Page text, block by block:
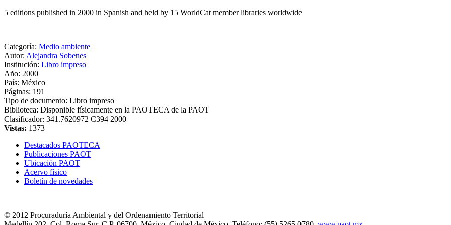
5 editions published in 2000 in Spanish and held by 15 WorldCat member libraries worldwide
Categoría: Medio ambiente
Autor: Alejandra Sobenes
Institución: Libro impreso
Año: 2000
País: México
Páginas: 191
Tipo de documento: Libro impreso
Biblioteca: Disponible físicamente en la PAOTECA de la PAOT
Clasificador: 341.7620972 C394 2000
Vistas: 1373
Destacados PAOTECA
Publicaciones PAOT
Ubicación PAOT
Acervo físico
Boletín de novedades
© 2012 Procuraduría Ambiental y del Ordenamiento Territorial